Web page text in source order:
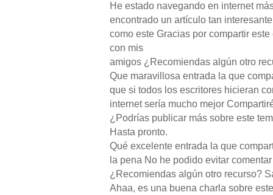
He estado navegando en internet
encontrado un artículo tan interesante
como este Gracias por compartir
con mis
amigos ¿Recomiendas algún otro
Que maravillosa entrada la que
que si todos los escritores hicieran
internet sería mucho mejor
¿Podrías publicar más sobre este
Hasta pronto.
Qué excelente entrada la que
la pena No he podido evitar comentar
¿Recomiendas algún otro recurso?
Ahaa, es una buena charla sobre